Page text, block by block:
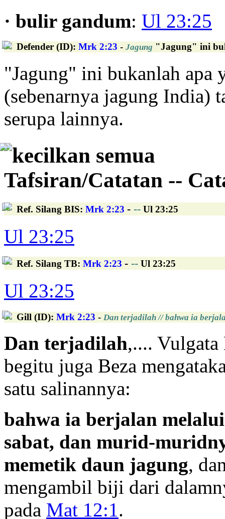
· bulir gandum: Ul 23:25
Defender (ID): Mrk 2:23 - Jagung "Jagung" ini
"Jagung" ini bukanlah apa
(sebenarnya jagung India)
serupa lainnya.
kecilkan semua
Tafsiran/Catatan --
Ref. Silang BIS: Mrk 2:23 - -- Ul 23:25
Ul 23:25
Ref. Silang TB: Mrk 2:23 - -- Ul 23:25
Ul 23:25
Gill (ID): Mrk 2:23 - Dan terjadilah // bahwa ia
Dan terjadilah,....
begitu juga Beza
satu salinannya:
bahwa ia berjalan
sabat, dan murid-
memetik daun jagung,
mengambil biji dari
pada Mat 12:1.